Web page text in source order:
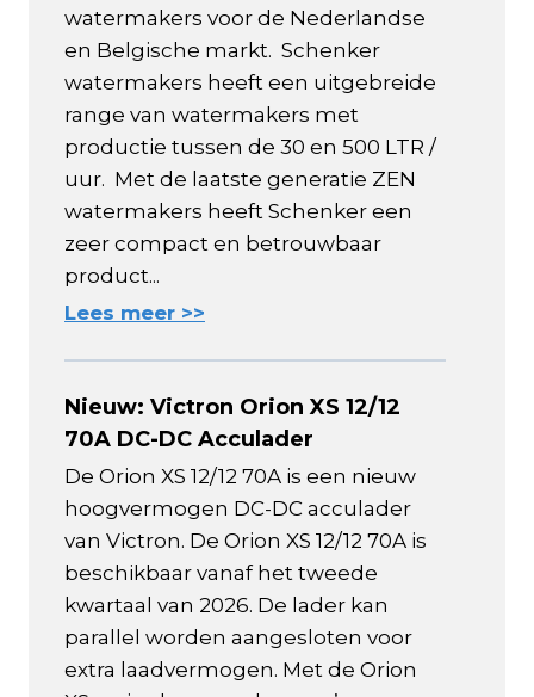
watermakers voor de Nederlandse
en Belgische markt. Schenker
watermakers heeft een uitgebreide
range van watermakers met
productie tussen de 30 en 500 LTR /
uur. Met de laatste generatie ZEN
watermakers heeft Schenker een
zeer compact en betrouwbaar
product...
Lees meer >>
Nieuw: Victron Orion XS 12/12
70A DC-DC Acculader
De Orion XS 12/12 70A is een nieuw
hoogvermogen DC-DC acculader
van Victron. De Orion XS 12/12 70A is
beschikbaar vanaf het tweede
kwartaal van 2026. De lader kan
parallel worden aangesloten voor
extra laadvermogen. Met de Orion